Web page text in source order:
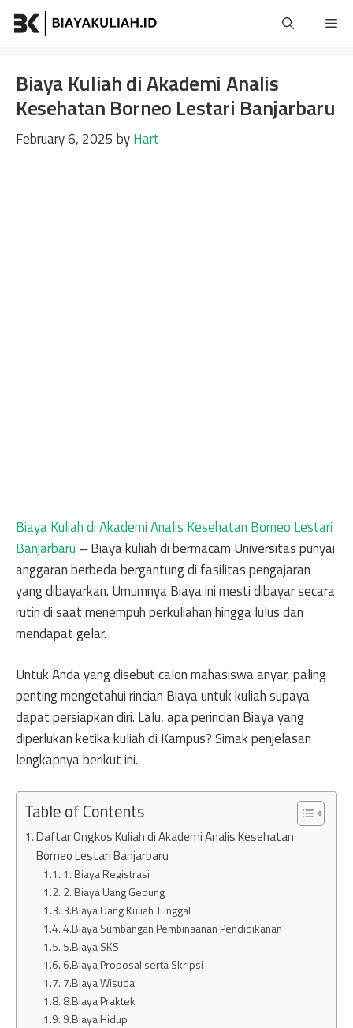
Skip
Biaya Kuliah di Akademi Analis
Kesehatan Borneo Lestari Banjarbaru
February 6, 2025 byHart
Biaya Kuliah di Akademi Analis Kesehatan Borneo Lestari
Banjarbaru – Biaya kuliah di bermacam Universitas punyai
anggaran berbeda bergantung di fasilitas pengajaran
yang dibayarkan. Umumnya Biaya ini mesti dibayar secara
rutin di saat menempuh perkuliahan hingga lulus dan
mendapat gelar.
Untuk Anda yang disebut calon mahasiswa anyar, paling
penting mengetahui rincian Biaya untuk kuliah supaya
dapat persiapkan diri. Lalu, apa perincian Biaya yang
diperlukan ketika kuliah di Kampus? Simak penjelasan
lengkapnya berikut ini.
Table of Contents
Daftar Ongkos Kuliah di Akademi Analis Kesehatan
Borneo Lestari Banjarbaru
1. Biaya Registrasi
2. Biaya Uang Gedung
3.Biaya Uang Kuliah Tunggal
4.Biaya Sumbangan Pembinaanan Pendidikanan
5.Biaya SKS
6.Biaya Proposal serta Skripsi
7.Biaya Wisuda
8.Biaya Praktek
9.Biaya Hidup